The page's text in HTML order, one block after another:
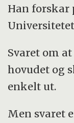
Han forskar
Svaret om
hovudet og
enkelt ut.
Men svaret